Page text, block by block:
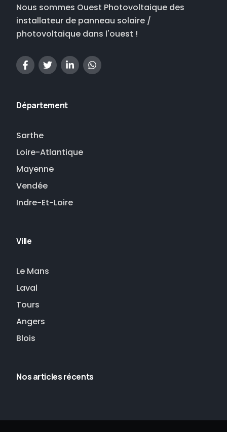
Nous sommes Ouest Photovoltaique des
installateur de panneau solaire /
photovoltaique dans l'ouest !
Département
Sarthe
Loire-Atlantique
Mayenne
Vendée
Indre-Et-Loire
Ville
Le Mans
Laval
Tours
Angers
Blois
Nos articles récents